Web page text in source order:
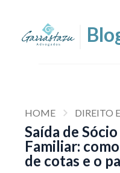
HOME DIREITO
Saída de
Familiar:
de cotas e o